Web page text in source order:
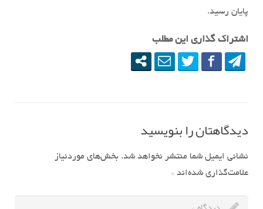
پایان رسید.
اشتراک گذاری این مطلب
دیدگاهتان را بنویسید
نشانی ایمیل شما منتشر نخواهد شد. بخش‌های موردنیاز
علامت‌گذاری شده‌اند *